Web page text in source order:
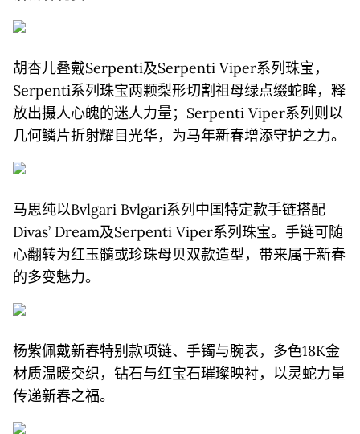
胡杏儿叠戴Serpenti及Serpenti Viper系列珠宝，
Serpenti系列珠宝两颗梨形切割祖母绿点缀蛇眸，释
放出摄人心魄的迷人力量；Serpenti Viper系列则以
几何鳞片折射耀目光华，为马年新春增添守护之力。
马思纯以Bvlgari Bvlgari系列中国特定款手链搭配
Divas’ Dream及Serpenti Viper系列珠宝。手链可随
心翻转为红玉髓或珍珠母贝双款造型，带来属于新春
的多变魅力。
杨紫佩戴新春特别款项链、手镯与腕表，多色18K金
材质温暖交织，钻石与红宝石璀璨映衬，以灵蛇力量
传递新春之福。